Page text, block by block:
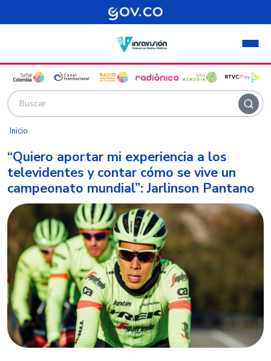
Pasar al contenido principal
Inicio
“Quiero aportar mi experiencia a los
televidentes y contar cómo se vive un
campeonato mundial”: Jarlinson Pantano